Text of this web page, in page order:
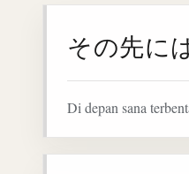
その先に
Di depan sana